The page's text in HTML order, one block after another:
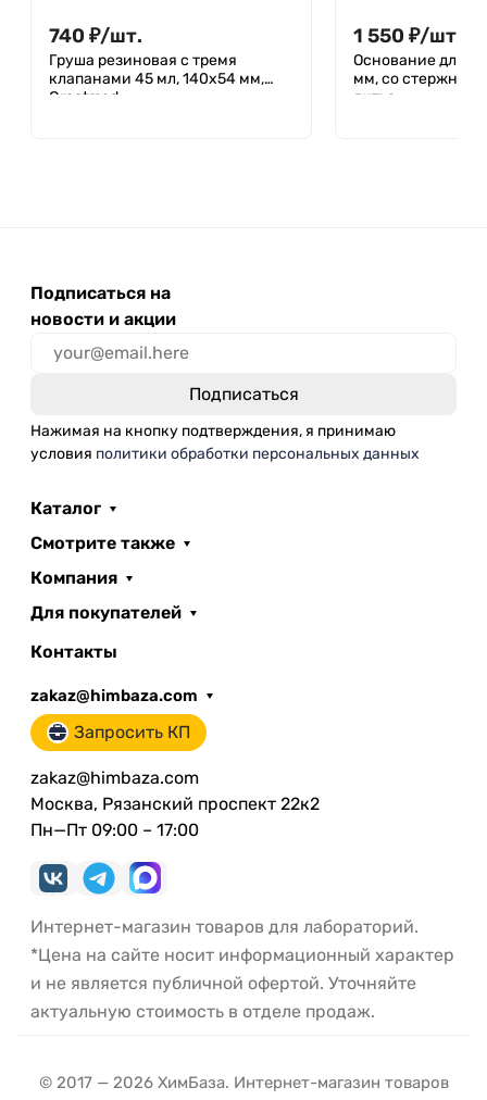
740 ₽/шт.
Груша резиновая с тремя
клапанами 45 мл, 140х54 мм,
Greetmed
1 550 ₽/шт.
Основание для
мм, со стержнем
литье
Подписаться на
новости и акции
Нажимая на кнопку подтверждения, я принимаю
условия политики обработки персональных данных
Каталог
Смотрите также
Компания
Для покупателей
Контакты
zakaz@himbaza.com
Запросить КП
zakaz@himbaza.com
Москва, Рязанский проспект 22к2
Пн—Пт 09:00 – 17:00
Интернет-магазин товаров для лабораторий.
*Цена на сайте носит информационный характер
и не является публичной офертой. Уточняйте
актуальную стоимость в отделе продаж.
© 2017 — 2026 ХимБаза. Интернет-магазин товаров